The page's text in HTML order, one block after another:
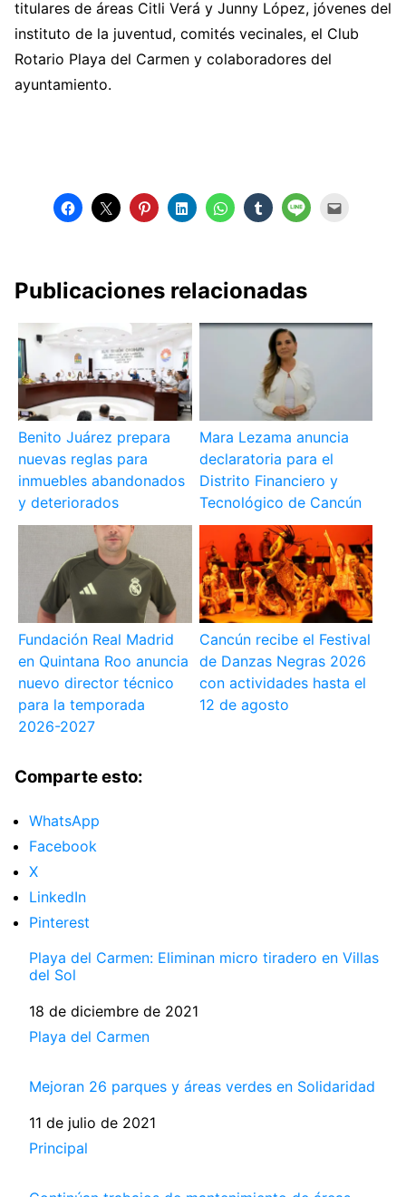
titulares de áreas Citli Verá y Junny López, jóvenes del
instituto de la juventud, comités vecinales, el Club
Rotario Playa del Carmen y colaboradores del
ayuntamiento.
Publicaciones relacionadas
Benito Juárez prepara
nuevas reglas para
inmuebles abandonados
y deteriorados
Mara Lezama anuncia
declaratoria para el
Distrito Financiero y
Tecnológico de Cancún
Fundación Real Madrid
en Quintana Roo anuncia
nuevo director técnico
para la temporada
2026-2027
Cancún recibe el Festival
de Danzas Negras 2026
con actividades hasta el
12 de agosto
Comparte esto:
WhatsApp
Facebook
X
LinkedIn
Pinterest
Playa del Carmen: Eliminan micro tiradero en Villas
del Sol
Fecha
18 de diciembre de 2021
Respecto a
Playa del Carmen
Mejoran 26 parques y áreas verdes en Solidaridad
Fecha
11 de julio de 2021
Respecto a
Principal